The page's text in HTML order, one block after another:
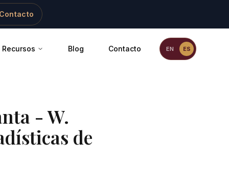
Recursos Blog Contacto ES
EN
- W.
de